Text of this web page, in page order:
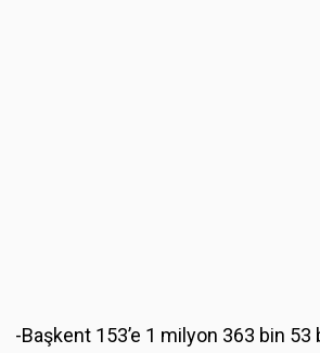
-Başkent 153’e 1 milyon 363 bin 53